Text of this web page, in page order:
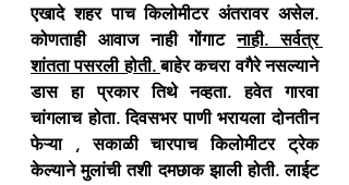
एखादे शहर पाच किलोमीटर अंतरावर असेल.
कोणताही आवाज नाही गोंगाट नाही. सर्वत्र
शांतता पसरली होती. बाहेर कचरा वगैरे नसल्याने
डास हा प्रकार तिथे नव्हता. हवेत गारवा
चांगलाच होता. दिवसभर पाणी भरायला दोनतीन
फेऱ्या , सकाळी चारपाच किलोमीटर ट्रेक
केल्याने मुलांची तशी दमछाक झाली होती. लाईट